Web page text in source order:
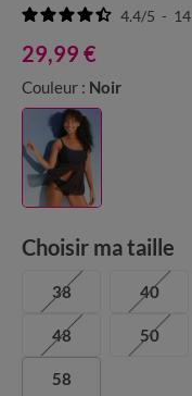
4.4/5 - 14
29,99 €
Couleur : Noir
Choisir ma taille
38 40
48 50
58